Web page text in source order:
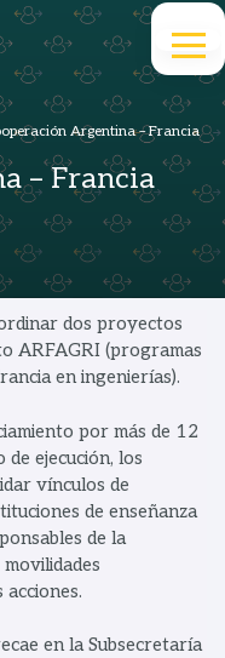
Argentina – Francia
– Francia
dos proyectos
ARFAGRI (programas
en ingenierías).
por más de 12
ejecución, los
vínculos de
de enseñanza
de la
en la Subsecretaría